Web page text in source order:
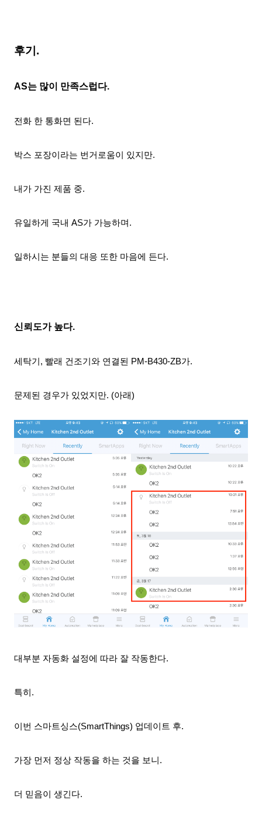
후기.
AS는 많이 만족스럽다.
전화 한 통화면 된다.
박스 포장이라는 번거로움이 있지만.
내가 가진 제품 중.
유일하게 국내 AS가 가능하며.
일하시는 분들의 대응 또한 마음에 든다.
신뢰도가 높다.
세탁기, 빨래 건조기와 연결된 PM-B430-ZB가.
문제된 경우가 있었지만. (아래)
대부분 자동화 설정에 따라 잘 작동한다.
특히.
이번 스마트싱스(SmartThings) 업데이트 후.
가장 먼저 정상 작동을 하는 것을 보니.
더 믿음이 생긴다.